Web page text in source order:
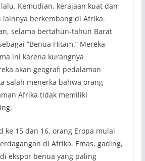
Kemudian, kerajaan kuat dan
lainnya berkembang di Afrika.
selama bertahun-tahun Barat
“Benua Hitam.” Mereka
ini karena kurangnya
akan geografi pedalaman
salah menerka bahwa orang-
Afrika tidak memiliki
ke 15 dan 16, orang Eropa mulai
di Afrika. Emas, gading,
ekspor benua yang paling